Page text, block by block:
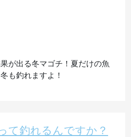
が出る冬マゴチ！夏だけの魚
も釣れますよ！
て釣れるんですか？